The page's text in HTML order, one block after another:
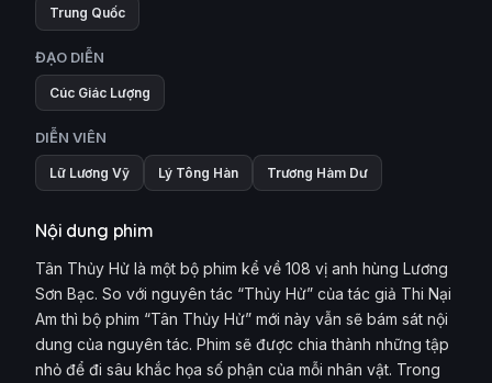
Trung Quốc
ĐẠO DIỄN
Cúc Giác Lượng
DIỄN VIÊN
Lữ Lương Vỹ Lý Tông Hàn Trương Hàm Dư
Nội dung phim
Tân Thủy Hử là một bộ phim kể về 108 vị anh hùng Lương
Sơn Bạc. So với nguyên tác “Thủy Hử” của tác giả Thi Nại
Am thì bộ phim “Tân Thủy Hử” mới này vẫn sẽ bám sát nội
dung của nguyên tác. Phim sẽ được chia thành những tập
nhỏ để đi sâu khắc họa số phận của mỗi nhân vật. Trong